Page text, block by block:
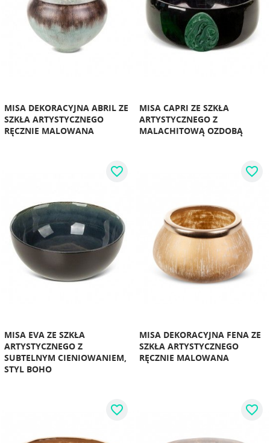
MISA DEKORACYJNA ABRIL ZE
SZKŁA ARTYSTYCZNEGO
RĘCZNIE MALOWANA
MISA CAPRI ZE SZKŁA
ARTYSTYCZNEGO Z
MALACHITOWĄ OZDOBĄ
MISA EVA ZE SZKŁA
ARTYSTYCZNEGO Z
SUBTELNYM CIENIOWANIEM,
STYL BOHO
favorite_border
MISA DEKORACYJNA FENA ZE
SZKŁA ARTYSTYCZNEGO
RĘCZNIE MALOWANA
favorite_border
favorite_border favorite_border